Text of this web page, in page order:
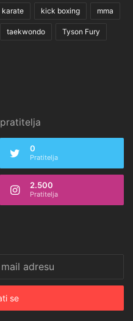
karate kick boxing mma
taekwondo Tyson Fury
pratitelja
0
Pratitelja
2.500
Pratitelja